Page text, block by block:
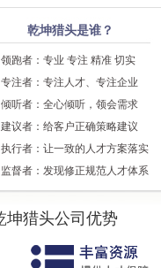
乾坤猎头是谁？
领跑者：专业 专注 精准 切实
专注者：专注人才、专注企业
倾听者：全心倾听，领会需求
建议者：给客户正确策略建议
执行者：让一致的人才方案落实
监督者：发现修正规范人才体系
坤猎头公司优势